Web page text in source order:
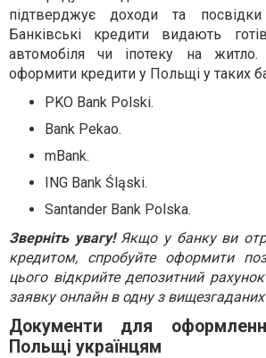
підтверджує доходи та
Банківські кредити видають
автомобіля чи іпотеку на житло.
оформити кредити у Польщі у таких
PKO Bank Polski.
Bank Pekao.
mBank.
ING Bank Śląski.
Santander Bank Polska.
Зверніть увагу!Якщо у банку ви
кредитом, спробуйте оформити
цього відкрийте депозитний
заявку онлайн в одну з
Документи для
Польщі українцям